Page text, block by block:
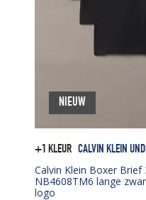
+1 KLEUR CALVIN KLEIN
Calvin Klein Boxer
NB4608TM6 lange
logo
NIEUW